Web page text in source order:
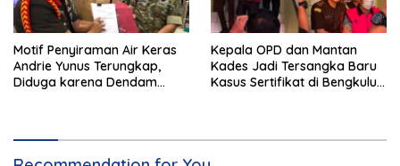
Motif Penyiraman Air Keras
Andrie Yunus Terungkap,
Diduga karena Dendam
Kepala OPD dan Mantan
Kades Jadi Tersangka Baru
Kasus Sertifikat di Bengkulu